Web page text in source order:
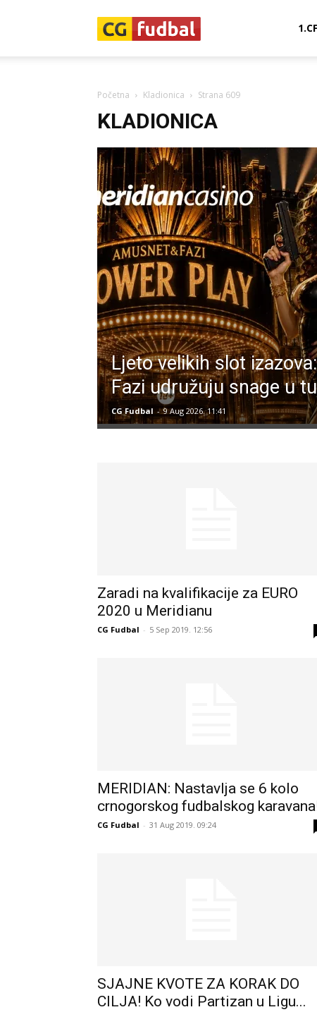
Početna Kladionica Strana 609
KLADIONICA
Ljeto velikih slot
Fazi udružuju snage u
CG Fudbal - 9 Aug 2026. 11:41
Zaradi na kvalifikacije za EURO
2020 u Meridianu
CG Fudbal - 5 Sep 2019. 12:56
MERIDIAN: Nastavlja se 6 kolo
crnogorskog fudbalskog
CG Fudbal - 31 Aug 2019. 09:24
SJAJNE KVOTE ZA KORAK DO
CILJA! Ko vodi Partizan u Ligu...